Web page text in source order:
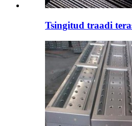
Tsingitud traadi